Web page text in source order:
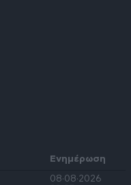
Ενημέρωση
08·08·2026